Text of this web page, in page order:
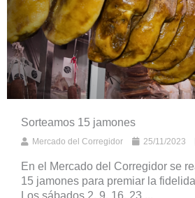
Sorteamos 15 jamones
Mercado del Corregidor 25/11/2023
En el Mercado del Corregidor se
15 jamones para premiar la
Los sábados 2, 9, 16, 23 ...